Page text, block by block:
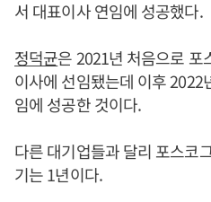
서 대표이사 연임에 성공했다.
정덕균은 2021년 처음으로 포
이사에 선임됐는데 이후 2022
임에 성공한 것이다.
다른 대기업들과 달리 포스코
기는 1년이다.